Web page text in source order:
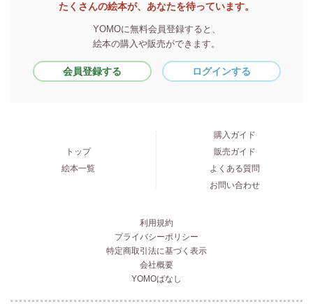
たくさんの絵本が、あなたを待っています。
YOMOに無料会員登録すると、
絵本の購入や販売ができます。
会員登録する ログインする
トップ
絵本一覧
購入ガイド
販売ガイド
よくある質問
お問い合わせ
利用規約
プライバシーポリシー
特定商取引法に基づく表示
会社概要
YOMOばなし